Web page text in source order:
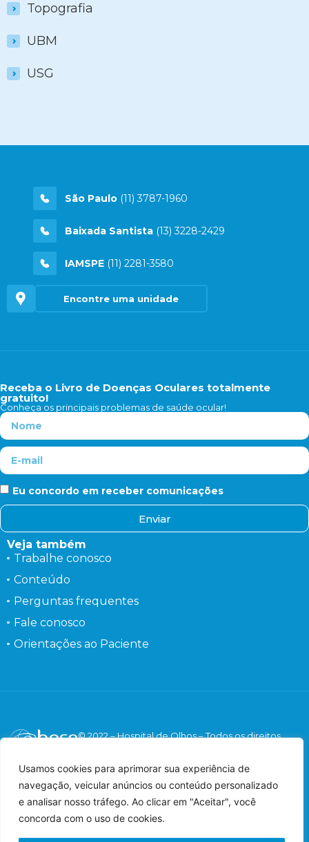
Usamos cookies para aprimorar sua experiência de
navegação, veicular anúncios ou conteúdo personalizado
e analisar nosso tráfego. Ao clicar em "Aceitar", você
concorda com o uso de cookies.
Topografia
UBM
USG
São Paulo (11) 3787-1960
Baixada Santista (13) 3228-2429
IAMSPE (11) 2281-3580
Encontre uma unidade
Receba o Livro de Doenças Oculares totalmente
gratuito!
Conheça os principais problemas de saúde ocular!
Eu concordo em receber comunicações
Enviar
Veja também
Trabalhe conosco
Conteúdo
Perguntas frequentes
Fale conosco
Orientações ao Paciente
© 2022 – Hospital de Olhos – Todos os direitos
Responsável Técnico: Dr. Flávio Gaieta Holzchuh –
Oftalmologista – CRM: 125547 – RQE: 42548.
Imagens meramente ilustrativas.